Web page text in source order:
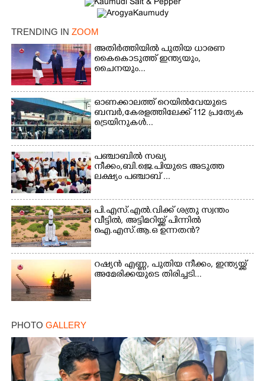
TRENDING IN ZOOM
അതിർത്തിയിൽ പുതിയ ധാരണ
കൈകൊടുത്ത് ഇന്ത്യയും,
ചൈനയും...
ഓണക്കാലത്ത് റെയിൽവേയുടെ
ബമ്പർ,കേരളത്തിലേക്ക് 112 പ്രത്യേക
ട്രെയിനുകൾ...
പഞ്ചാബില്‍ സഖ്യ
നീക്കം,ബി.ജെ.പിയുടെ അടുത്ത
ലക്ഷ്യം പഞ്ചാബ് ...
പി.എസ്.എൽ.വിക്ക് ശത്രു സ്വന്തം
വീട്ടിൽ, അട്ടിമറിയ്ക്ക് പിന്നിൽ
ഐ.എസ്.ആ.ഒ ഉന്നതൻ?
റഷ്യൻ എണ്ണ, പുതിയ നീക്കം, ഇന്ത്യയ്ക്ക്
അമേരിക്കയുടെ തിരിച്ചടി...
PHOTO GALLERY
Copy Link